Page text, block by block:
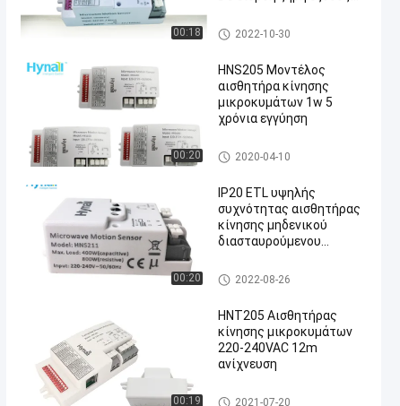
00:18
Αισθητήρας κίνησης υψηλής
συχνότητας
2022-10-30
00:20
HNS205 Μοντέλος
αισθητήρα κίνησης
μικροκυμάτων 1w 5
χρόνια εγγύηση
Αισθητήρας κίνησης υψηλής
συχνότητας
2020-04-10
00:20
IP20 ETL υψηλής
συχνότητας αισθητήρας
κίνησης μηδενικού
διασταυρούμενου
τηλεχειρισμός
Αισθητήρας κίνησης υψηλής
συχνότητας
2022-08-26
00:19
HNT205 Αισθητήρας
κίνησης μικροκυμάτων
220-240VAC 12m
ανίχνευση
Αισθητήρας κίνησης υψηλής
2021-07-20